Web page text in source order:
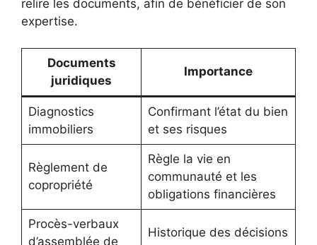
relire les documents, afin de bénéficier de son
expertise.
Documents
juridiques
Importance
Diagnostics
immobiliers
Confirmant l’état du bien
et ses risques
Règlement de
copropriété
Règle la vie en
communauté et les
obligations financières
Procès-verbaux
d’assemblée de
Historique des décisions